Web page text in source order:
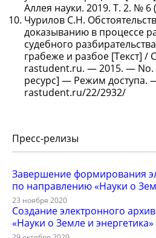
Аллея науки. 2019. Т. 2. № 6
Чурилов С.Н.
доказыванию в процессе
судебного
грабеже и разбое [Текст] /
rastudent.ru. — 2015. — No.
ресурс] — Режим доступа.
rastudent.ru/22/2932/
Пресс-релизы
Завершение формирования
по направлению «Науки о
23 ноября 2020
Создание электронного
«Науки о Земле и энергетика»